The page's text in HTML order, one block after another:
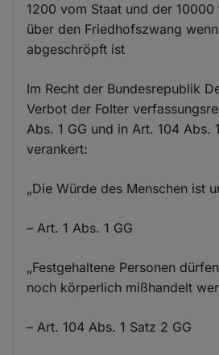
1200 vom Staat und der
über den Friedhofszwang
abgeschröpft ist
Im Recht der Bundesrepublik
Verbot der Folter
Abs. 1 GG und in Art. 104 Abs.
verankert:
„Die Würde des Menschen ist
– Art. 1 Abs. 1 GG
„Festgehaltene Personen
noch körperlich mißhandelt
– Art. 104 Abs. 1 Satz 2 GG